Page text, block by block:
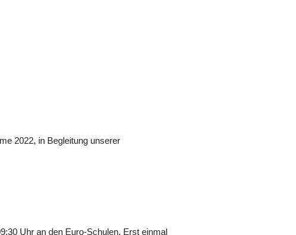
2022, in Begleitung unserer
Uhr an den Euro-Schulen. Erst einmal